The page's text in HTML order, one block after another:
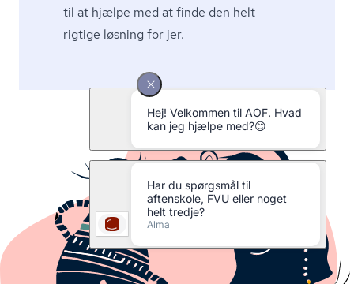
til at hjælpe med at finde den helt
rigtige løsning for jer.